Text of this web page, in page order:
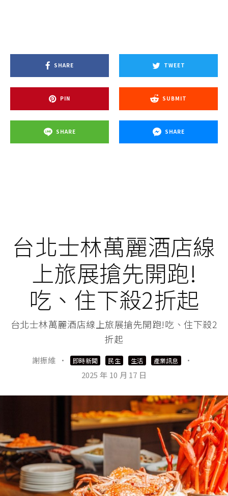
SHARE TWEET
PIN SUBMIT
SHARE SHARE
台北士林萬麗酒店線
上旅展搶先開跑!
吃、住下殺2折起
台北士林萬麗酒店線上旅展搶先開跑!吃、住下殺2
折起
謝振維 · 即時新聞 民生 生活 產業訊息
·
2025 年 10 月 17 日